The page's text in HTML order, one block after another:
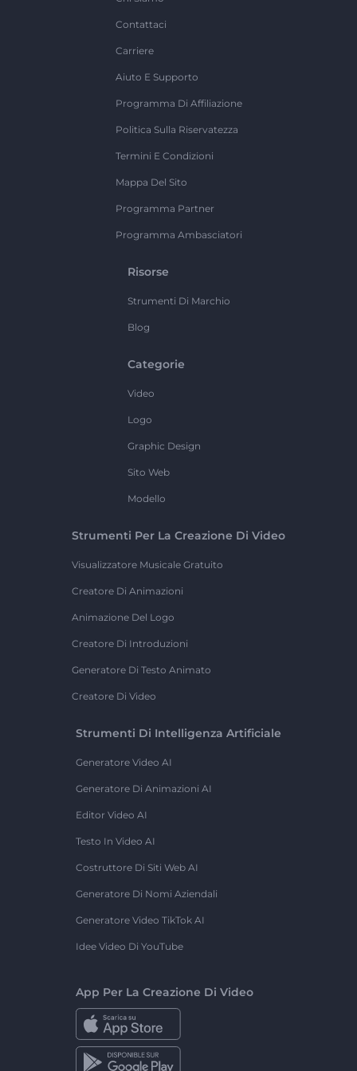
Contattaci
Carriere
Aiuto E Supporto
Programma Di Affiliazione
Politica Sulla Riservatezza
Termini E Condizioni
Mappa Del Sito
Programma Partner
Programma Ambasciatori
Risorse
Strumenti Di Marchio
Blog
Categorie
Video
Logo
Graphic Design
Sito Web
Modello
Strumenti Per La Creazione Di Video
Visualizzatore Musicale Gratuito
Creatore Di Animazioni
Animazione Del Logo
Creatore Di Introduzioni
Generatore Di Testo Animato
Creatore Di Video
Strumenti Di Intelligenza Artificiale
Generatore Video AI
Generatore Di Animazioni AI
Editor Video AI
Testo In Video AI
Costruttore Di Siti Web AI
Generatore Di Nomi Aziendali
Generatore Video TikTok AI
Idee Video Di YouTube
App Per La Creazione Di Video